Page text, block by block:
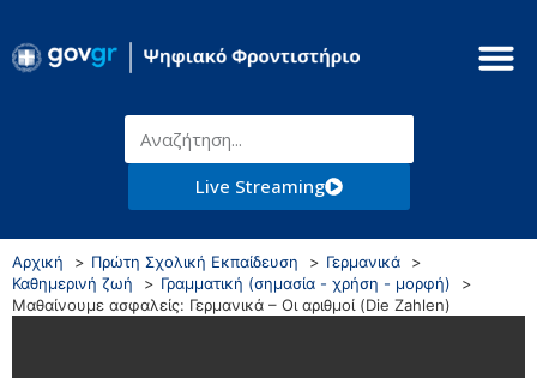
Live Streaming
Αρχική Πρώτη Σχολική Εκπαίδευση
Γερμανικά
Καθημερινή ζωή
Γραμματική (σημασία - χρήση - μορφή)
Μαθαίνουμε ασφαλείς: Γερμανικά – Οι αριθμοί (Die Zahlen)